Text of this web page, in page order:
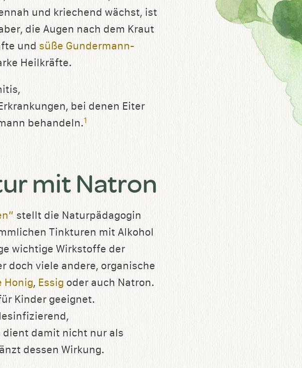
und kriechend wächst, ist
die Augen nach dem Kraut
und süße Gundermann-
Heilkräfte.
bei denen Eiter
behandeln.1
mit Natron
stellt die Naturpädagogin
Tinkturen mit Alkohol
wichtige Wirkstoffe der
doch viele andere, organische
Honig, Essig oder auch Natron.
Kinder geeignet.
damit nicht nur als
dessen Wirkung.